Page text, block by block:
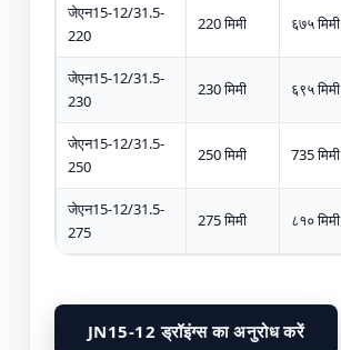
जेएन15-12/31.5-
220
220 मिमी ६७५ मिमी
जेएन15-12/31.5-
230
230 मिमी ६९५ मिमी
जेएन15-12/31.5-
250
250 मिमी 735 मिमी
जेएन15-12/31.5-
275
275 मिमी ८१० मिमी
JN15-12 ड्रॉइंग्स का अनुरोध करें